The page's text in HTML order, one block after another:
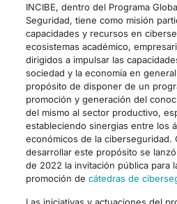
INCIBE, dentro del Programa
Seguridad, tiene como misión
capacidades y recursos en
ecosistemas académico,
dirigidos a impulsar las
sociedad y la economía en
propósito de disponer de un
promoción y generación del
del mismo al sector productivo,
estableciendo sinergias entre los
económicos de la ciberseguridad.
desarrollar este propósito se
de 2022 la invitación pública para
promoción de cátedras de
Las iniciativas y actuaciones del